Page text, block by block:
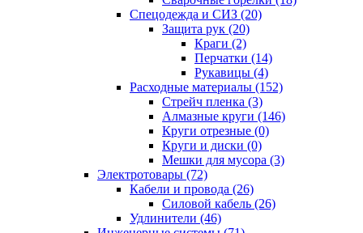
Спецодежда и СИЗ (20)
Защита рук (20)
Краги (2)
Перчатки (14)
Рукавицы (4)
Расходные материалы (152)
Стрейч пленка (3)
Алмазные круги (146)
Круги отрезные (0)
Круги и диски (0)
Мешки для мусора (3)
Электротовары (72)
Кабели и провода (26)
Силовой кабель (26)
Удлинители (46)